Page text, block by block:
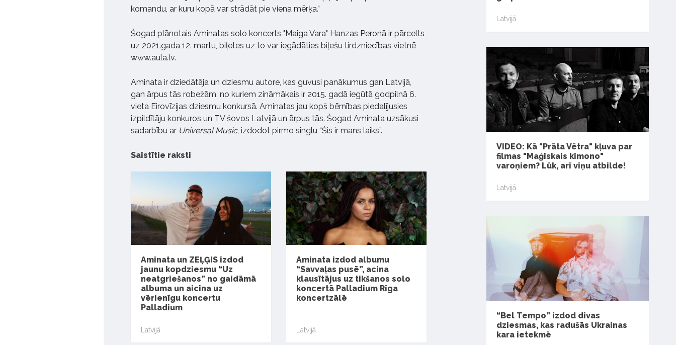
komandu, ar kuru kopā var strādāt pie viena mērķa.”
Šogad plānotais Aminatas solo koncerts "Maiga Vara" Hanzas Peronā ir pārcelts
uz 2021.gada 12. martu, biļetes uz to var iegādāties biļešu tirdzniecības vietnē
www.aula.lv.
Aminata ir dziedātāja un dziesmu autore, kas guvusi panākumus gan Latvijā,
gan ārpus tās robežām, no kuriem zināmākais ir 2015. gadā iegūtā godpilnā 6.
vieta Eirovīzijas dziesmu konkursā. Aminatas jau kopš bērnības piedalījusies
izpildītāju konkuros un TV šovos Latvijā un ārpus tās. Šogad Aminata uzsākusi
sadarbību ar Universal Music, izdodot pirmo singlu “Šis ir mans laiks”.
Saistītie raksti
Aminata un ZEĻĢIS izdod
jaunu kopdziesmu “Uz
neatgriešanos” no gaidāmā
albuma un aicina uz
vērienīgu koncertu
Palladium
Latvijā
Aminata izdod albumu
“Savvaļas pusē”, acina
klausītājus uz tikšanos solo
koncertā Palladium Rīga
koncertzālē
Latvijā
Latvijā
VIDEO: Kā "Prāta Vētra" kļuva par
filmas "Maģiskais kimono"
varoņiem? Lūk, arī viņu atbilde!
Latvijā
“Bel Tempo” izdod divas
dziesmas, kas radušās Ukrainas
kara ietekmē